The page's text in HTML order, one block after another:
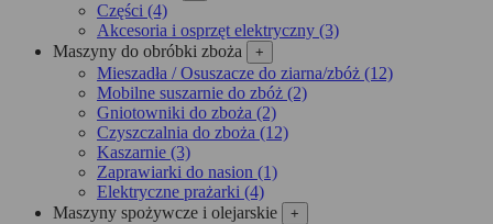
Części (4)
Akcesoria i osprzęt elektryczny (3)
Maszyny do obróbki zboża
+
Mieszadła / Osuszacze do ziarna/zbóż (12)
Mobilne suszarnie do zbóż (2)
Gniotowniki do zboża (2)
Czyszczalnia do zboża (12)
Kaszarnie (3)
Zaprawiarki do nasion (1)
Elektryczne prażarki (4)
Maszyny spożywcze i olejarskie
+